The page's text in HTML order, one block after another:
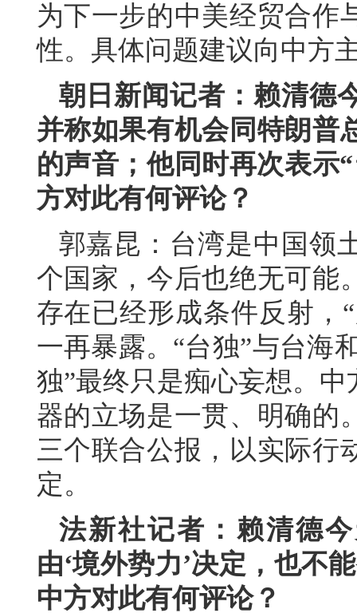
为下一步的中美经贸合作
性。具体问题建议向中方
朝日新闻记者：赖清德
并称如果有机会同特朗普
的声音；他同时再次表示
方对此有何评论？
郭嘉昆：台湾是中国领
个国家，今后也绝无可能
存在已经形成条件反射，
一再暴露。“台独”与台海
独”最终只是痴心妄想。
器的立场是一贯、明确的
三个联合公报，以实际行
定。
法新社记者：赖清德
由‘境外势力’决定，也不
中方对此有何评论？